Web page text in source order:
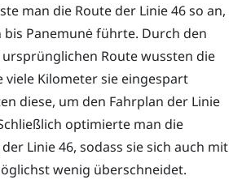
man die Route der Linie 46 so an,
bis Panemunė führte. Durch den
Route wussten die
viele Kilometer sie eingespart
diese, um den Fahrplan der Linie
optimierte man die
Linie 46, sodass sie sich auch mit
wenig überschneidet.